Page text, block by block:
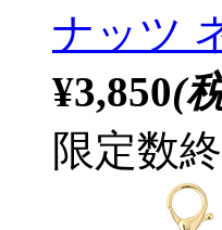
ナッツ
¥3,850(
限定数